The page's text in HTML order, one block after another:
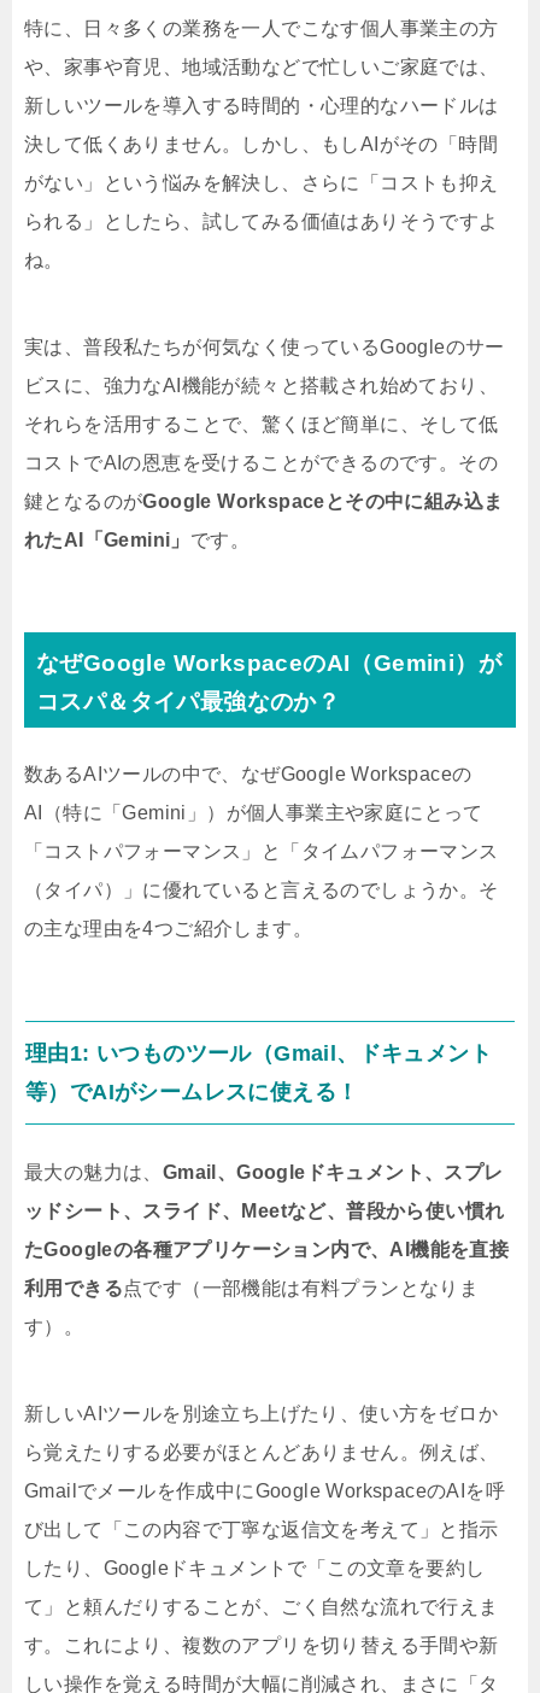
特に、日々多くの業務を一人でこなす個人事業主の方
や、家事や育児、地域活動などで忙しいご家庭では、
新しいツールを導入する時間的・心理的なハードルは
決して低くありません。しかし、もしAIがその「時間
がない」という悩みを解決し、さらに「コストも抑え
られる」としたら、試してみる価値はありそうですよ
ね。
実は、普段私たちが何気なく使っているGoogleのサー
ビスに、強力なAI機能が続々と搭載され始めており、
それらを活用することで、驚くほど簡単に、そして低
コストでAIの恩恵を受けることができるのです。その
鍵となるのがGoogle Workspaceとその中に組み込ま
れたAI「Gemini」 です。
なぜGoogle WorkspaceのAI（Gemini）が
コスパ＆タイパ最強なのか？
数あるAIツールの中で、なぜGoogle Workspaceの
AI（特に「Gemini」）が個人事業主や家庭にとって
「コストパフォーマンス」と「タイムパフォーマンス
（タイパ）」に優れていると言えるのでしょうか。そ
の主な理由を4つご紹介します。
理由1: いつものツール（Gmail、ドキュメント
等）でAIがシームレスに使える！
最大の魅力は、 Gmail、Googleドキュメント、スプレ
ッドシート、スライド、Meetなど、普段から使い慣れ
たGoogleの各種アプリケーション内で、AI機能を直接
利用できる点です（一部機能は有料プランとなりま
す）。
新しいAIツールを別途立ち上げたり、使い方をゼロか
ら覚えたりする必要がほとんどありません。例えば、
Gmailでメールを作成中にGoogle WorkspaceのAIを呼
び出して「この内容で丁寧な返信文を考えて」と指示
したり、Googleドキュメントで「この文章を要約し
て」と頼んだりすることが、ごく自然な流れで行えま
す。これにより、複数のアプリを切り替える手間や新
しい操作を覚える時間が大幅に削減され、まさに「タ